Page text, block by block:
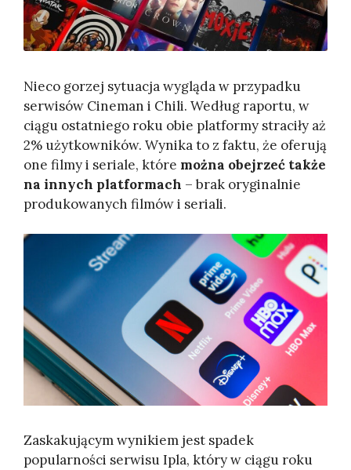
Nieco gorzej sytuacja wygląda w przypadku
serwisów Cineman i Chili. Według raportu, w
ciągu ostatniego roku obie platformy straciły aż
2% użytkowników. Wynika to z faktu, że oferują
one filmy i seriale, które można obejrzeć także
na innych platformach – brak oryginalnie
produkowanych filmów i seriali.
Zaskakującym wynikiem jest spadek
popularności serwisu Ipla, który w ciągu roku